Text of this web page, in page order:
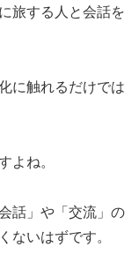
旅する人と会話を
に触れるだけでは
よね。
話」や「交流」の
いはずです。